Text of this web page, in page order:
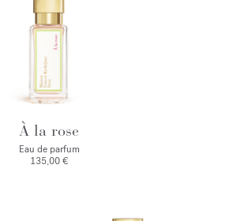
À la rose
Eau de parfum
135,00 €